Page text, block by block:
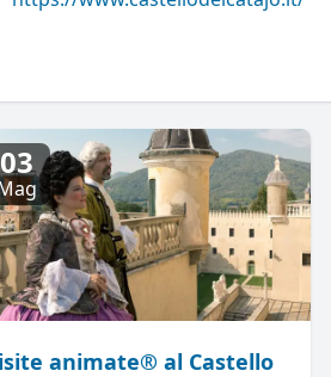
03
animate® al Castello